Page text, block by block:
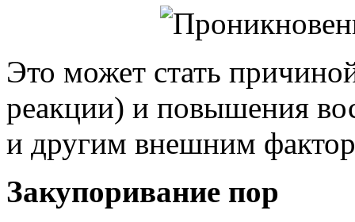
Это может стать
реакции) и повышения
и другим внешним
Закупоривание пор